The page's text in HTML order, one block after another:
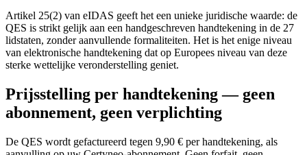
Artikel 25(2) van eIDAS geeft het een unieke juridische waarde: de
QES is strikt gelijk aan een handgeschreven handtekening in de 27
lidstaten, zonder aanvullende formaliteiten. Het is het enige niveau
van elektronische handtekening dat op Europees niveau van deze
sterke wettelijke veronderstelling geniet.
Prijsstelling per handtekening — geen
abonnement, geen verplichting
De QES wordt gefactureerd tegen 9,90 € per handtekening, als